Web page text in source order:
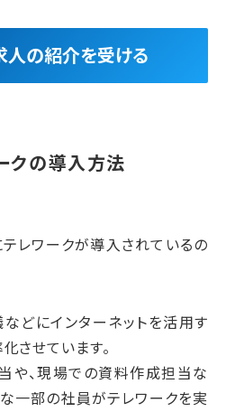
人の紹介を受ける
クの導入方法
レワークが導入されているの
どにインターネットを活用す
させています。
や、現場での資料作成担当な
一部の社員がテレワークを実